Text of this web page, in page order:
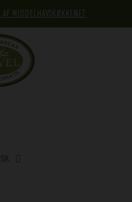
AF MIDDELHAVSKØKKENET